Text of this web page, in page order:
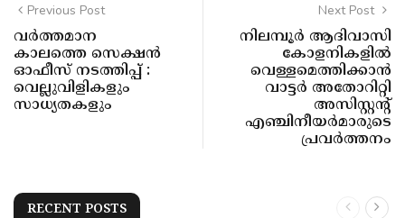
Previous Post
വർത്തമാന
കാലത്തെ സെക്ഷൻ
ഓഫീസ് നടത്തിപ്പ് :
വെല്ലുവിളികളും
സാധ്യതകളും
Next Post
നിലമ്പൂർ ആദിവാസി
കോളനികളിൽ
വെള്ളമെത്തിക്കാൻ
വാട്ടർ അതോറിറ്റി
അസിസ്റ്റന്റ്
എഞ്ചിനീയർമാരുടെ
പ്രവർത്തനം
RECENT POSTS